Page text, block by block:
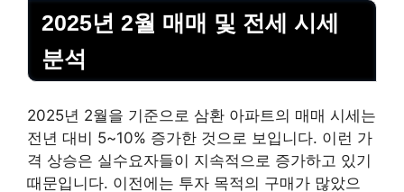
2025년 2월 매매 및 전세 시세
분석
2025년 2월을 기준으로 삼환 아파트의 매매 시세는
전년 대비 5~10% 증가한 것으로 보입니다. 이런 가
격 상승은 실수요자들이 지속적으로 증가하고 있기
때문입니다. 이전에는 투자 목적의 구매가 많았으